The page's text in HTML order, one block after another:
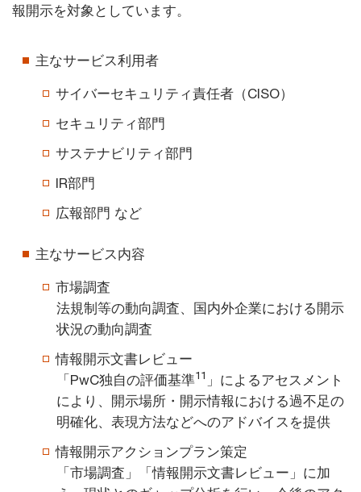
報開示を対象としています。
主なサービス利用者
サイバーセキュリティ責任者（CISO）
セキュリティ部門
サステナビリティ部門
IR部門
広報部門 など
主なサービス内容
市場調査
法規制等の動向調査、国内外企業における開示
状況の動向調査
情報開示文書レビュー
「PwC独自の評価基準11 」によるアセスメント
により、開示場所・開示情報における過不足の
明確化、表現方法などへのアドバイスを提供
情報開示アクションプラン策定
「市場調査」「情報開示文書レビュー」に加